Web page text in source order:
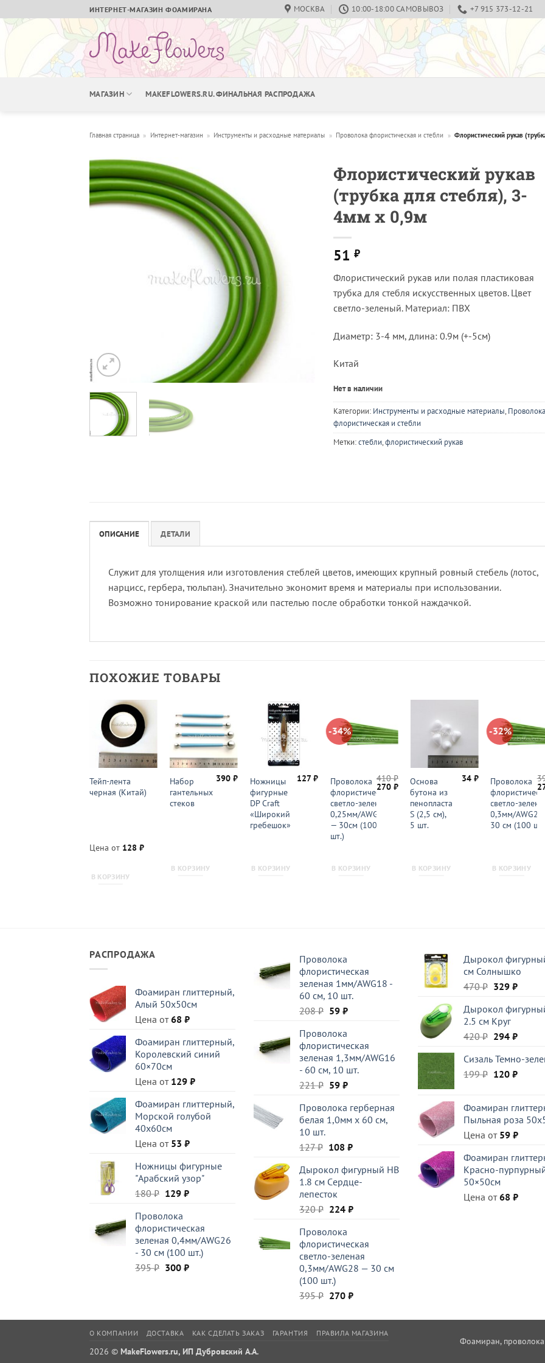
to
content
ИНТЕРНЕТ-МАГАЗИН ФОАМИРАНА МОСКВА 10:00-18:00 САМОВЫВОЗ +7 915 373-12-21
МАГАЗИН MAKEFLOWERS.RU. ФИНАЛЬНАЯ РАСПРОДАЖА
Главная страница » Интернет-магазин » Инструменты и расходные материалы » Проволока флористическая и стебли » Флористический рукав
Флористический рукав
(трубка для стебля), 3-
4мм х 0,9м
51 ₽
Флористический рукав или полая пластиковая
трубка для стебля искусственных цветов. Цвет
светло-зеленый. Материал: ПВХ
Диаметр: 3-4 мм, длина: 0.9м (+-5см)
Китай
Нет в наличии
Категории: Инструменты и расходные материалы, Проволока
флористическая и стебли
Метки:стебли,флористический рукав
ОПИСАНИЕ ДЕТАЛИ
Служит для утолщения или изготовления стеблей цветов, имеющих крупный ровный стебель (лотос,
нарцисс, гербера, тюльпан). Значительно экономит время и материалы при использовании.
Возможно тонирование краской или пастелью после обработки тонкой наждачкой.
ПОХОЖИЕ ТОВАРЫ
Тейп-лента
черная (Китай)
Цена от 128 ₽
В КОРЗИНУ
Набор
гантельных
стеков
390₽
В КОРЗИНУ
Ножницы
фигурные
DP Craft
«Широкий
гребешок»
127₽
В КОРЗИНУ
-34%
Проволока
флористическая
светло-зеленая
0,25мм/AWG30
— 30см (100
шт.)
410₽
Первоначальная
цена
составляла
410 ₽.
270 ₽Текущая
цена:
270 ₽.
В КОРЗИНУ
Основа
бутона из
пенопласта
S (2,5 см),
5 шт.
34 ₽
В КОРЗИНУ
-32%
Проволока
светло-зеленая
0,3мм/AWG28 —
30 см (100 шт.)
В КОРЗИНУ
РАСПРОДАЖА
Фоамиран глиттерный,
Алый 50x50см
Цена от68 ₽
Фоамиран глиттерный,
Королевский синий
60×70см
Цена от 129 ₽
Фоамиран глиттерный,
Морской голубой
40x60см
Цена от 53 ₽
Ножницы фигурные
"Арабский узор"
180₽ Первоначальная
составляла
180 ₽.
129 ₽Текущая
Проволока
флористическая
зеленая 0,4мм/AWG26
- 30 см (100 шт.)
395₽ Первоначальная
300 ₽Текущая
Проволока
флористическая
зеленая 1мм/AWG18 -
60 см, 10 шт.
208₽ Первоначальная
составляла
208 ₽.
59 ₽Текущая
Проволока
флористическая
зеленая 1,3мм/AWG16
- 60 см, 10 шт.
221₽ Первоначальная
составляла
221 ₽.
59 ₽Текущая
59 ₽.
Проволока герберная
белая 1,0мм x 60 см,
10 шт.
127₽ Первоначальная
составляла
127 ₽.
108 ₽Текущая
108 ₽.
Дырокол фигурный HB
1.8 см Cердце-
лепесток
320₽ Первоначальная
составляла
320 ₽.
224 ₽Текущая
Проволока
флористическая
светло-зеленая
0,3мм/AWG28 — 30 см
(100 шт.)
395₽ Первоначальная
составляла
395 ₽.
270 ₽Текущая
270 ₽.
Дырокол
см Солнышко
470₽
составляла
470 ₽.
329 ₽
329 ₽.
Дырокол
2.5 см Круг
420₽
составляла
420 ₽.
294 ₽
294 ₽.
Сизаль Темно-
199₽
199 ₽.
120 ₽
Фоамиран
Пыльная роза
Цена от 59 ₽
Фоамиран
Красно-
50×50см
Цена от68 ₽
Фоамиран,
О КОМПАНИИ ДОСТАВКА КАК СДЕЛАТЬ ЗАКАЗ ГАРАНТИЯ ПРАВИЛА МАГАЗИНА
2026 © MakeFlowers.ru, ИП Дубровский А.А.